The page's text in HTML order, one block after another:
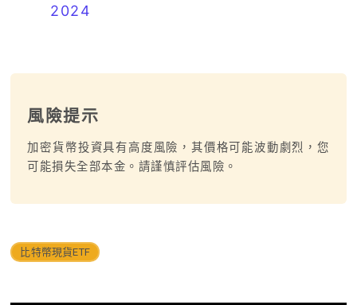
2024
風險提示
加密貨幣投資具有高度風險，其價格可能波動劇烈，您
可能損失全部本金。請謹慎評估風險。
比特幣現貨ETF